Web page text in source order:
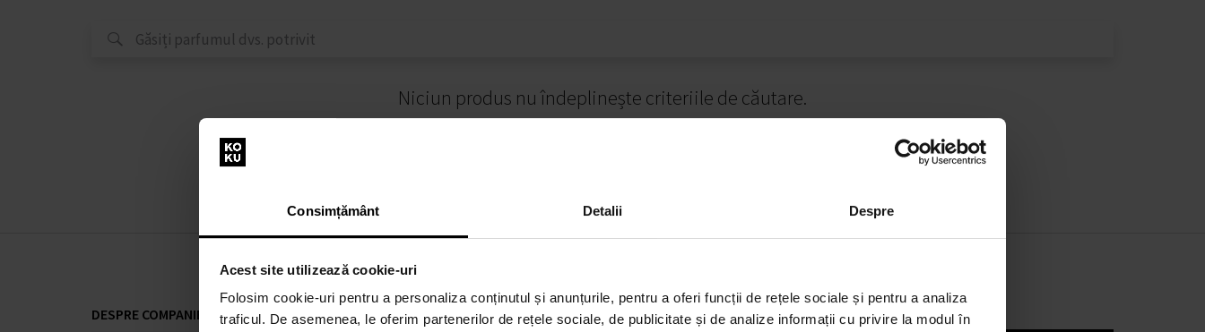
Consimțământ Detalii Despre
Acest site utilizează cookie-uri
Folosim cookie-uri pentru a personaliza conținutul și anunțurile, pentru a oferi funcții de rețele sociale și pentru a analiza
traficul. De asemenea, le oferim partenerilor de rețele sociale, de publicitate și de analize informații cu privire la modul în
Niciun produs nu îndeplinește criteriile de căutare.
DESPRE COMPANIE TOTUL DESPRE CUMPĂRĂTURI MODALITĂȚI DE PLATĂ KOKULETTER